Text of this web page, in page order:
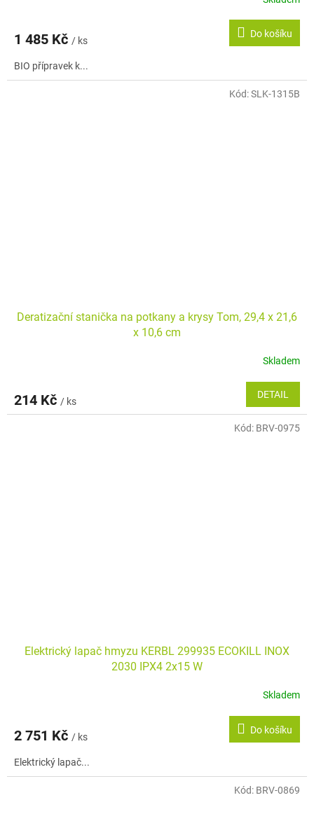
1 485 Kč / ks
Do košíku
BIO přípravek k...
Deratizační stanička na potkany a krysy Tom, 29,4 x 21,6
x 10,6 cm
Skladem
214 Kč / ks
DETAIL
Kód:SLK-1315B
Elektrický lapač hmyzu KERBL 299935 ECOKILL INOX
2030 IPX4 2x15 W
Skladem
2 751 Kč / ks
Do košíku
Elektrický lapač...
Kód: BRV-0975
Kód: BRV-0869